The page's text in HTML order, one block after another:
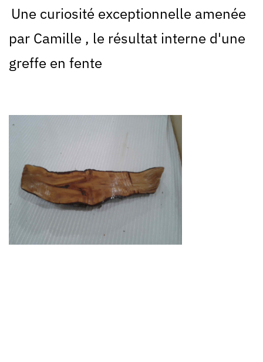
Une curiosité exceptionnelle amenée
par Camille , le résultat interne d'une
greffe en fente